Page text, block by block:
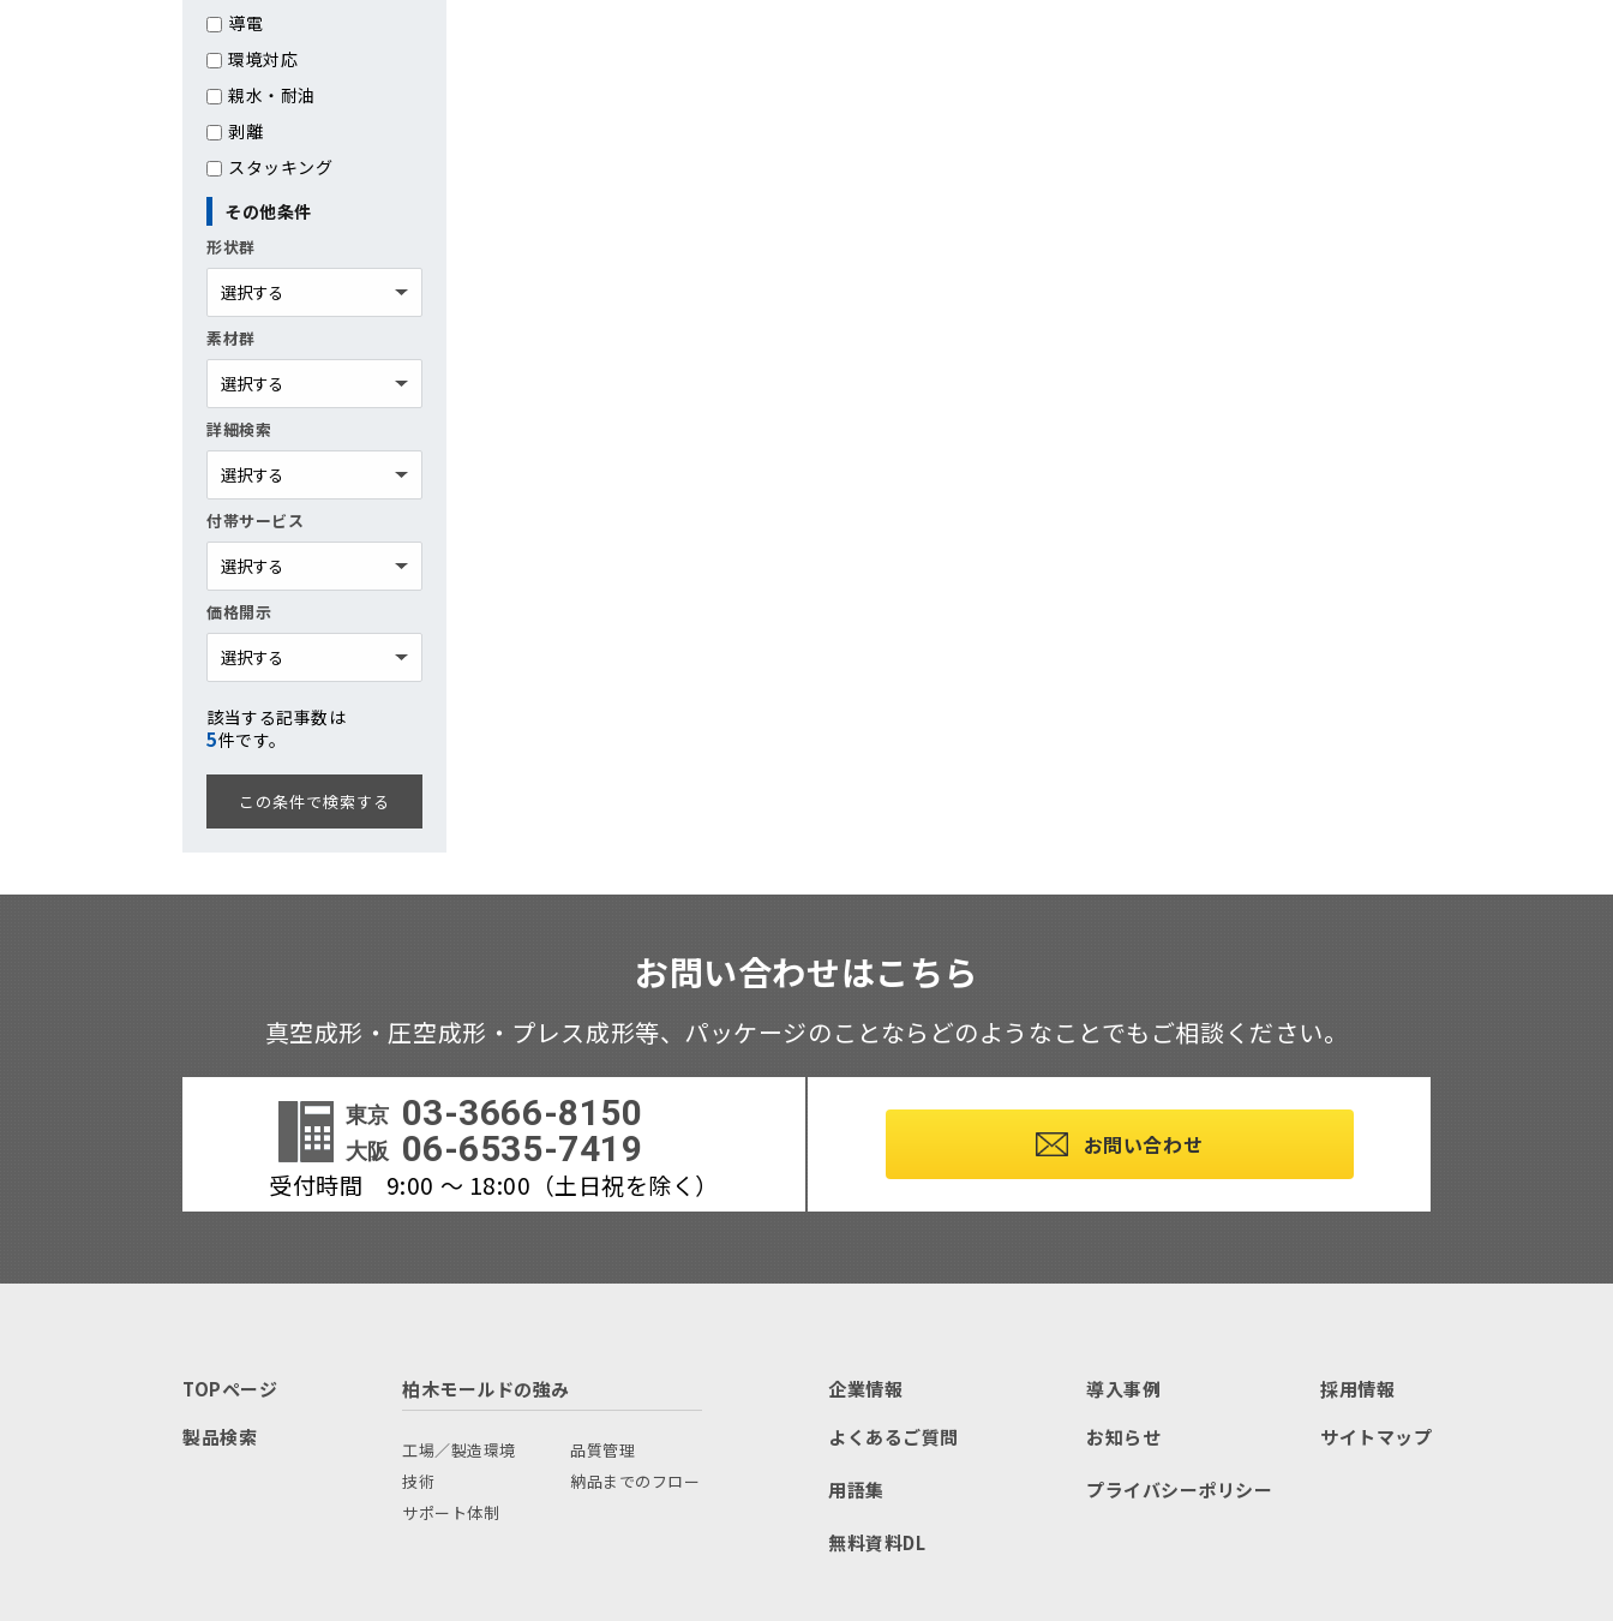
導電
環境対応
親水・耐油
剥離
スタッキング
その他条件
形状群
素材群
詳細検索
付帯サービス
価格開示
該当する記事数は
5件です。
お問い合わせはこちら
真空成形・圧空成形・プレス成形等、 パッケージのことならどのようなことでもご相談ください。
東京 03-3666-8150
大阪 06-6535-7419
受付時間 9:00 ～ 18:00（土日祝を除く）
お問い合わせ
TOPページ
製品検索
柏木モールドの強み
工場／製造環境
品質管理
技術
納品までのフロー
サポート体制
企業情報
よくあるご質問
用語集
無料資料DL
導入事例
お知らせ
プライバシーポリシー
採用情報
サイトマップ